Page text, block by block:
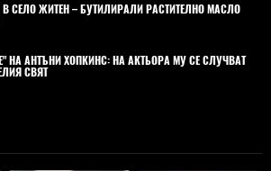
В СЕЛО ЖИТЕН – БУТИЛИРАЛИ РАСТИТЕЛНО МАСЛО
НА АНТЪНИ ХОПКИНС: НА АКТЬОРА МУ СЕ СЛУЧВАТ
СВЯТ